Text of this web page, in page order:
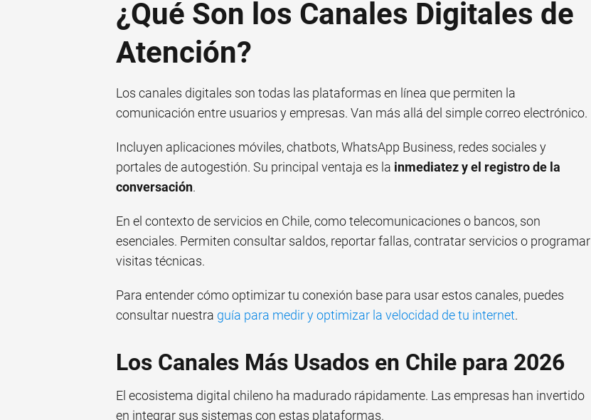
¿Qué Son los Canales Digitales de
Atención?
Los canales digitales son todas las plataformas en línea que permiten la
comunicación entre usuarios y empresas. Van más allá del simple correo electrónico.
Incluyen aplicaciones móviles, chatbots, WhatsApp Business, redes sociales y
portales de autogestión. Su principal ventaja es la inmediatez y el registro de la
conversación.
En el contexto de servicios en Chile, como telecomunicaciones o bancos, son
esenciales. Permiten consultar saldos, reportar fallas, contratar servicios o programar
visitas técnicas.
Para entender cómo optimizar tu conexión base para usar estos canales, puedes
consultar nuestra guía para medir y optimizar la velocidad de tu internet.
Los Canales Más Usados en Chile para 2026
El ecosistema digital chileno ha madurado rápidamente. Las empresas han invertido
en integrar sus sistemas con estas plataformas.